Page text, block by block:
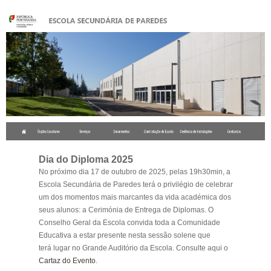
Dia do Diploma 2025
No próximo dia 17 de outubro de 2025, pelas 19h30min, a
Escola Secundária de Paredes terá o privilégio de celebrar
um dos momentos mais marcantes da vida académica dos
seus alunos: a Cerimónia de Entrega de Diplomas. O
Conselho Geral da Escola convida toda a Comunidade
Educativa a estar presente nesta sessão solene que
terá lugar no Grande Auditório da Escola. Consulte aqui o
Cartaz do Evento.